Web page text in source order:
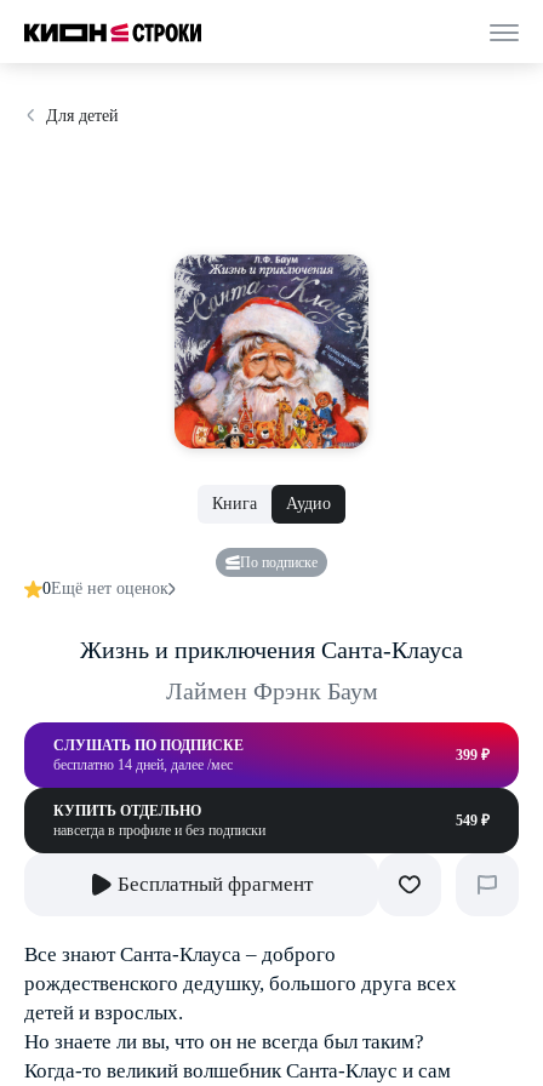
Для детей
Книга Аудио
По подписке
0Ещё нет оценок
Жизнь и приключения Санта-Клауса
Лаймен Фрэнк Баум
СЛУШАТЬ ПО ПОДПИСКЕ
бесплатно 14 дней, далее /мес
399 ₽
КУПИТЬ ОТДЕЛЬНО
навсегда в профиле и без подписки
549 ₽
Бесплатный фрагмент
Все знают Санта-Клауса – доброго
рождественского дедушку, большого друга всех
детей и взрослых.
Но знаете ли вы, что он не всегда был таким?
Когда-то великий волшебник Санта-Клаус и сам